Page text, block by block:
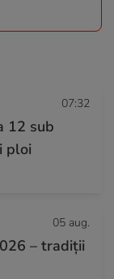
07:32
12 sub
ploi
05 aug.
– tradiții